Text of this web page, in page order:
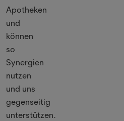
Apotheken
und
können
so
Synergien
nutzen
und uns
gegenseitig
unterstützen.